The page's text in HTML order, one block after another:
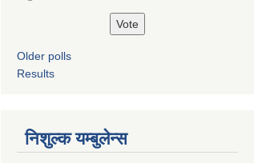
Older polls
Results
निशुल्क यम्बुलेन्स